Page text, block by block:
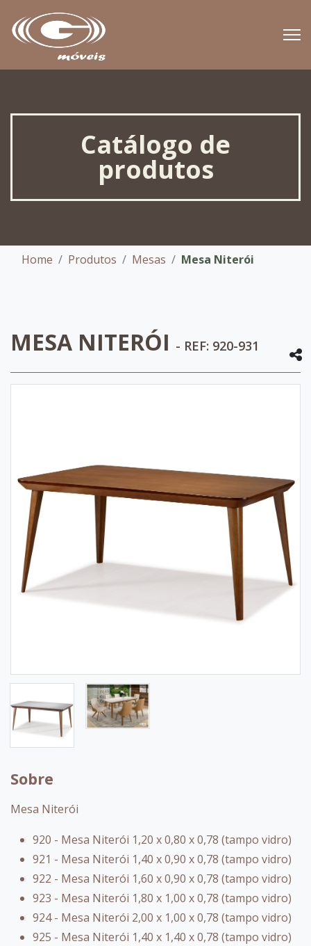
Catálogo de
produtos
Home Produtos Mesas Mesa Niterói
MESA NITERÓI - REF: 920-931
Sobre
Mesa Niterói
920 - Mesa Niterói 1,20 x 0,80 x 0,78 (tampo vidro)
921 - Mesa Niterói 1,40 x 0,90 x 0,78 (tampo vidro)
922 - Mesa Niterói 1,60 x 0,90 x 0,78 (tampo vidro)
923 - Mesa Niterói 1,80 x 1,00 x 0,78 (tampo vidro)
924 - Mesa Niterói 2,00 x 1,00 x 0,78 (tampo vidro)
925 - Mesa Niterói 1,40 x 1,40 x 0,78 (tampo vidro)